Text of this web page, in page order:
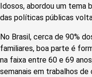
Idosos, abordou um
das políticas públicas
No Brasil, cerca de 90%
familiares, boa parte é
na faixa entre 60 e 69
semanais em trabalhos de